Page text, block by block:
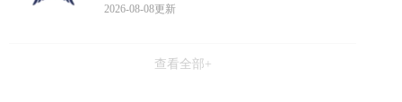
2026-08-08更新
查看全部+